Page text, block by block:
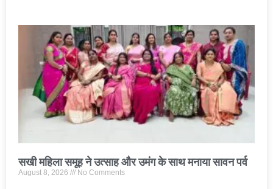
सखी महिला समूह ने उत्साह और उमंग के साथ मनाया सावन पर्व
August 8, 2026 No Comments